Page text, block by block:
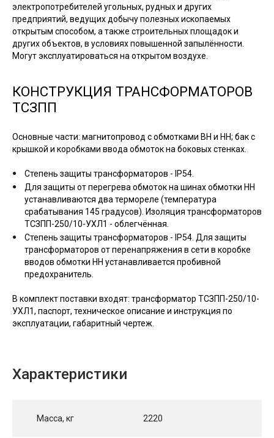
электропотребителей угольных, рудных и других
предприятий, ведущих добычу полезных ископаемых
открытым способом, а также строительных площадок и
других объектов, в условиях повышенной запылённости.
Могут эксплуатироваться на открытом воздухе.
КОНСТРУКЦИЯ ТРАНСФОРМАТОРОВ
ТСЗПП
Основные части: магнитопровод с обмотками ВН и НН; бак с
крышкой и коробками ввода обмоток на боковых стенках.
Степень защиты трансформаторов - IP54.
Для защиты от перегрева обмоток на шинах обмотки НН
устанавливаются два термореле (температура
срабатывания 145 градусов). Изоляция трансформаторов
ТСЗПП-250/10-УХЛ1 - облегчённая.
Степень защиты трансформаторов - IP54. Для защиты
трансформаторов от перенапряжения в сети в коробке
вводов обмотки НН устанавливается пробивной
предохранитель.
В комплект поставки входят: трансформатор ТСЗПП-250/10-
УХЛ1, паспорт, техническое описание и инструкция по
эксплуатации, габаритный чертеж.
Характеристики
Масса, кг 2220